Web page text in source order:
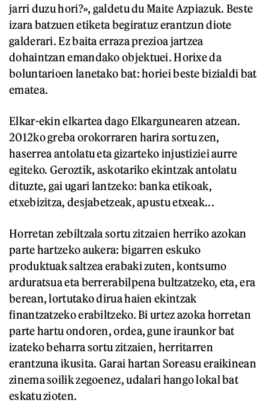
jarri duzu hori?», galdetu du Maite Azpiazuk. Beste
izara batzuen etiketa begiratuz erantzun diote
galderari. Ez baita erraza prezioa jartzea
dohaintzan emandako objektuei. Horixe da
boluntarioen lanetako bat: horiei beste bizialdi bat
ematea.
Elkar-ekin elkartea dago Elkargunearen atzean.
2012ko greba orokorraren harira sortu zen,
haserrea antolatu eta gizarteko injustiziei aurre
egiteko. Geroztik, askotariko ekintzak antolatu
dituzte, gai ugari lantzeko: banka etikoak,
etxebizitza, desjabetzeak, apustu etxeak...
Horretan zebiltzala sortu zitzaien herriko azokan
parte hartzeko aukera: bigarren eskuko
produktuak saltzea erabaki zuten, kontsumo
arduratsua eta berrerabilpena bultzatzeko, eta, era
berean, lortutako dirua haien ekintzak
finantzatzeko erabiltzeko. Bi urtez azoka horretan
parte hartu ondoren, ordea, gune iraunkor bat
izateko beharra sortu zitzaien, herritarren
erantzuna ikusita. Garai hartan Soreasu eraikinean
zinema soilik zegoenez, udalari hango lokal bat
eskatu zioten.